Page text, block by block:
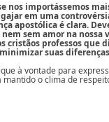
nos importássemos
em uma
apostólica é clara.
sem amor na
professos que
suas
à vontade para
o clima de